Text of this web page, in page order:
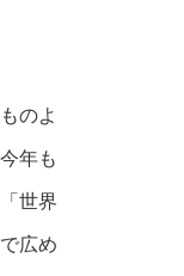
のよ
年も
世界
広め